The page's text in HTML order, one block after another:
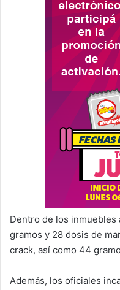
Dentro de los inmuebles
gramos y 28 dosis de
crack, así como 44
Además, los oficiales